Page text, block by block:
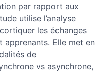
par rapport aux
utilise l’analyse
les échanges
apprenants. Elle met en
de
vs asynchrone,